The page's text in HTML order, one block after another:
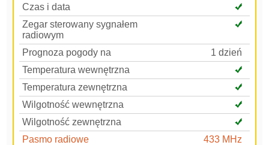
Czas i data
Zegar sterowany sygnałem
radiowym
Prognoza pogody na
1 dzień
Temperatura wewnętrzna
Temperatura zewnętrzna
Wilgotność wewnętrzna
Wilgotność zewnętrzna
Pasmo radiowe
433 MHz